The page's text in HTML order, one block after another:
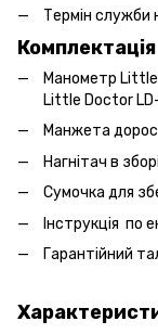
Термін служби
Комплектація
Манометр Little
Little Doctor
Манжета
Нагнітач в
Сумочка для
Інструкція по
Гарантійний